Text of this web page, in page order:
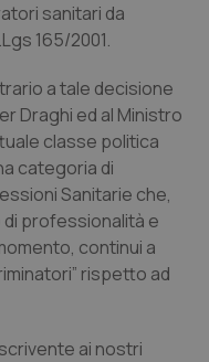
sanitari da
165/2001.
a tale decisione
Draghi ed al Ministro
classe politica
categoria di
Sanitarie che,
professionalità e
continui a
rispetto ad
ai nostri